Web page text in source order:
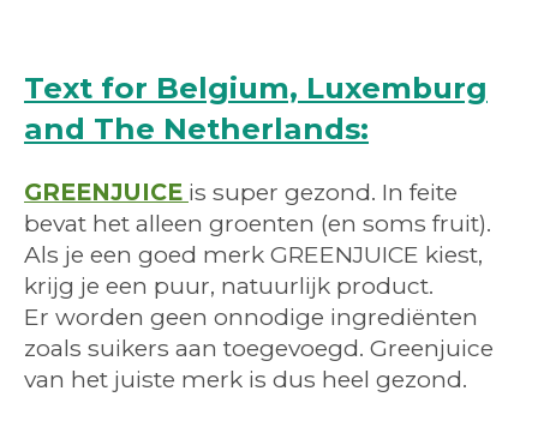
Text for Belgium, Luxemburg
and The Netherlands:
GREENJUICE is super gezond. In feite
bevat het alleen groenten (en soms fruit).
Als je een goed merk GREENJUICE kiest,
krijg je een puur, natuurlijk product.
Er worden geen onnodige ingrediënten
zoals suikers aan toegevoegd. Greenjuice
van het juiste merk is dus heel gezond.